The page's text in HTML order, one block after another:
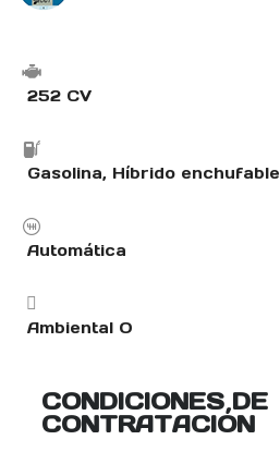
252 CV
Gasolina, Híbrido enchufable
Automática
Ambiental O
CONDICIONES DE
CONTRATACIÓN